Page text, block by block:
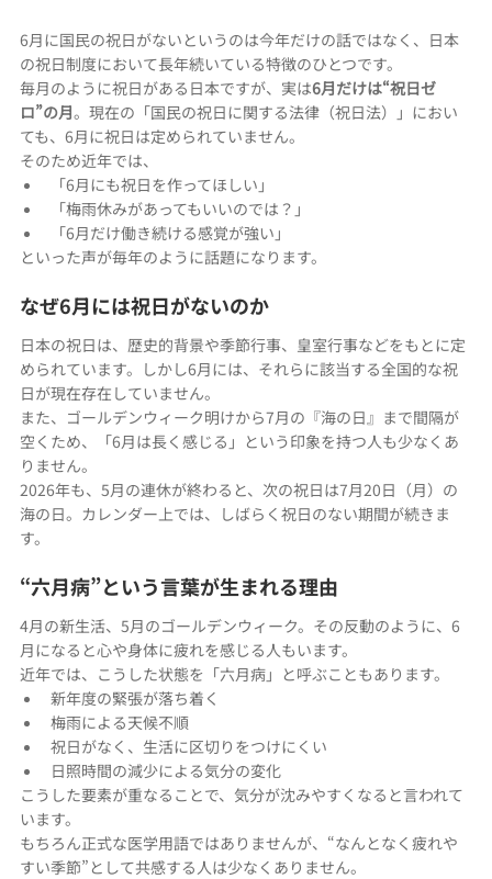
6月に国民の祝日がないというのは今年だけの話ではなく、日本
の祝日制度において長年続いている特徴のひとつです。
毎月のように祝日がある日本ですが、実は6月だけは“祝日ゼ
ロ”の月。現在の「国民の祝日に関する法律（祝日法）」におい
ても、6月に祝日は定められていません。
そのため近年では、
「6月にも祝日を作ってほしい」
「梅雨休みがあってもいいのでは？」
「6月だけ働き続ける感覚が強い」
といった声が毎年のように話題になります。
なぜ6月には祝日がないのか
日本の祝日は、歴史的背景や季節行事、皇室行事などをもとに定
められています。しかし6月には、それらに該当する全国的な祝
日が現在存在していません。
また、ゴールデンウィーク明けから7月の『海の日』まで間隔が
空くため、「6月は長く感じる」という印象を持つ人も少なくあ
りません。
2026年も、5月の連休が終わると、次の祝日は7月20日（月）の
海の日。カレンダー上では、しばらく祝日のない期間が続きま
す。
“六月病”という言葉が生まれる理由
4月の新生活、5月のゴールデンウィーク。その反動のように、6
月になると心や身体に疲れを感じる人もいます。
近年では、こうした状態を「六月病」と呼ぶこともあります。
新年度の緊張が落ち着く
梅雨による天候不順
祝日がなく、生活に区切りをつけにくい
日照時間の減少による気分の変化
こうした要素が重なることで、気分が沈みやすくなると言われて
います。
もちろん正式な医学用語ではありませんが、“なんとなく疲れや
すい季節”として共感する人は少なくありません。